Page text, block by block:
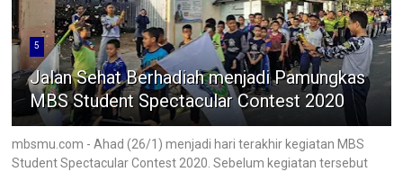
5
Jalan Sehat Berhadiah menjadi Pamungkas
MBS Student Spectacular Contest 2020
mbsmu.com - Ahad (26/1) menjadi hari terakhir kegiatan MBS
Student Spectacular Contest 2020. Sebelum kegiatan tersebut